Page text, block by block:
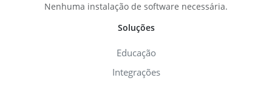
Nenhuma instalação de software necessária.
Soluções
Educação
Integrações